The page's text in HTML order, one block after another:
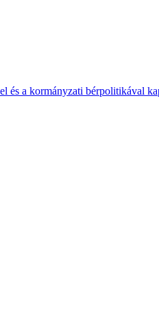
és a kormányzati bérpolitikával